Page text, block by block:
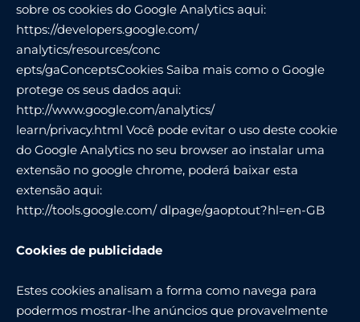
sobre os cookies do Google Analytics aqui:
https://developers.google.com/
analytics/resources/conc
epts/gaConceptsCookies Saiba mais como o Google
protege os seus dados aqui:
http://www.google.com/analytics/
learn/privacy.html Você pode evitar o uso deste cookie
do Google Analytics no seu browser ao instalar uma
extensão no google chrome, poderá baixar esta
extensão aqui:
http://tools.google.com/ dlpage/gaoptout?hl=en-GB
Cookies de publicidade
Estes cookies analisam a forma como navega para
podermos mostrar-lhe anúncios que provavelmente